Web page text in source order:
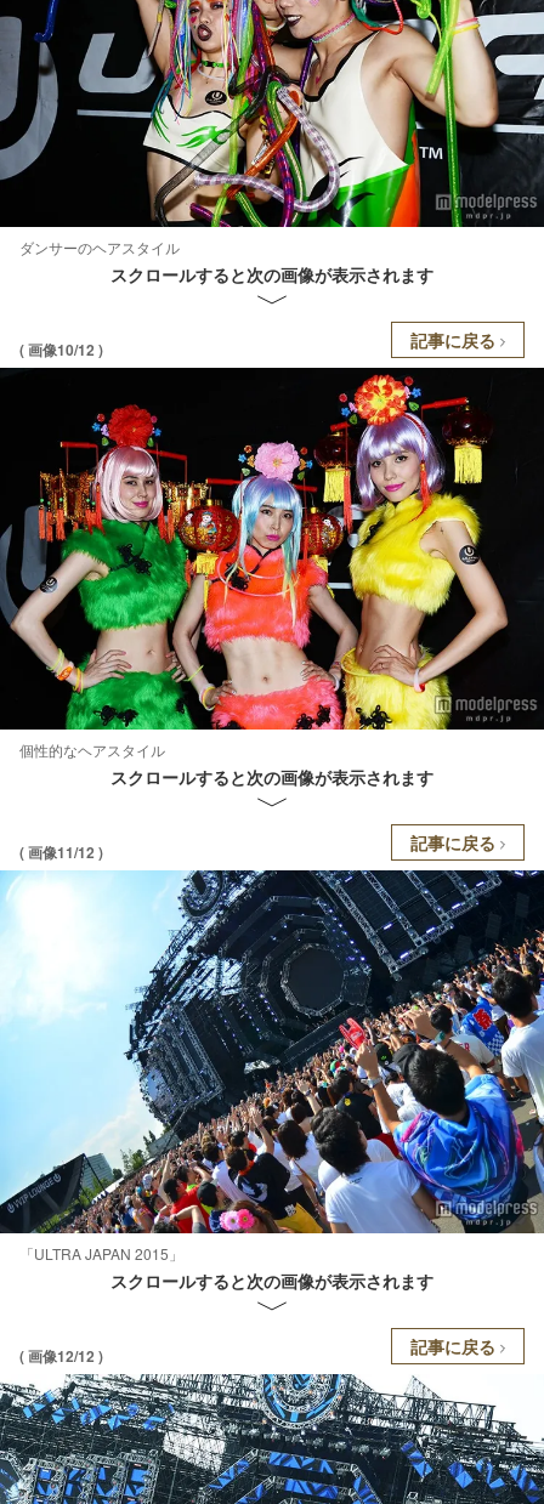
ダンサーのヘアスタイル
スクロールすると次の画像が表示されます
( 画像10/12 ) 記事に戻る
個性的なヘアスタイル
スクロールすると次の画像が表示されます
( 画像11/12 ) 記事に戻る
「ULTRA JAPAN 2015」
スクロールすると次の画像が表示されます
( 画像12/12 ) 記事に戻る